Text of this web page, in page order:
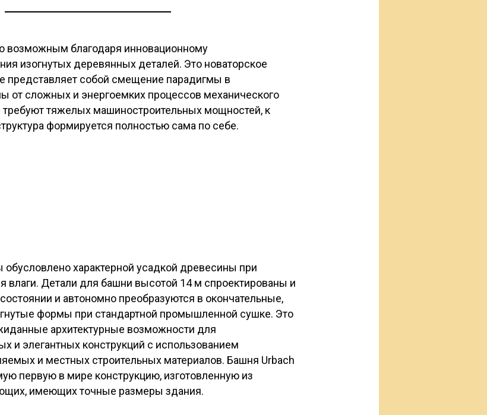
возможным благодаря инновационному
изогнутых деревянных деталей. Это новаторское
представляет собой смещение парадигмы в
от сложных и энергоемких процессов механического
тяжелых машиностроительных мощностей, к
формируется полностью сама по себе.
характерной усадкой древесины при
влаги. Детали для башни высотой 14 м спроектированы и
и автономно преобразуются в окончательные,
формы при стандартной промышленной сушке. Это
архитектурные возможности для
и элегантных конструкций с использованием
и местных строительных материалов. Башня Urbach
первую в мире конструкцию, изготовленную из
имеющих точные размеры здания.